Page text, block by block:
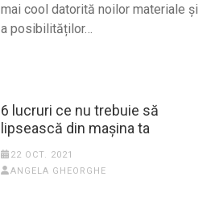
mai cool datorită noilor materiale și
a posibilităților…
6 lucruri ce nu trebuie să
lipsească din mașina ta
22 OCT. 2021
ANGELA GHEORGHE